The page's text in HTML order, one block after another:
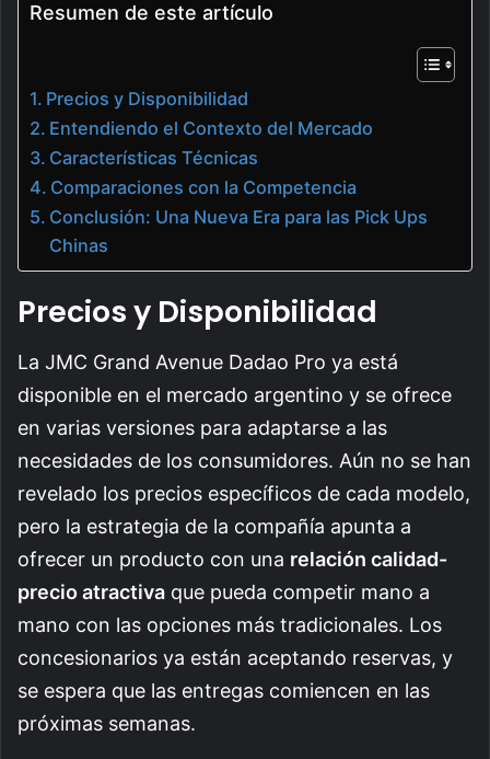
Resumen de este artículo
Precios y Disponibilidad
Entendiendo el Contexto del Mercado
Características Técnicas
Comparaciones con la Competencia
Conclusión: Una Nueva Era para las Pick Ups
Chinas
Precios y Disponibilidad
La JMC Grand Avenue Dadao Pro ya está
disponible en el mercado argentino y se ofrece
en varias versiones para adaptarse a las
necesidades de los consumidores. Aún no se han
revelado los precios específicos de cada modelo,
pero la estrategia de la compañía apunta a
ofrecer un producto con una relación calidad-
precio atractiva que pueda competir mano a
mano con las opciones más tradicionales. Los
concesionarios ya están aceptando reservas, y
se espera que las entregas comiencen en las
próximas semanas.